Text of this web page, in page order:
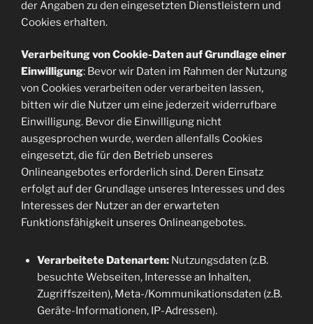
der Angaben zu den eingesetzten Dienstleistern und
Cookies erhalten.
Verarbeitung von Cookie-Daten auf Grundlage einer
Einwilligung: Bevor wir Daten im Rahmen der Nutzung
von Cookies verarbeiten oder verarbeiten lassen,
bitten wir die Nutzer um eine jederzeit widerrufbare
Einwilligung. Bevor die Einwilligung nicht
ausgesprochen wurde, werden allenfalls Cookies
eingesetzt, die für den Betrieb unseres
Onlineangebotes erforderlich sind. Deren Einsatz
erfolgt auf der Grundlage unseres Interesses und des
Interesses der Nutzer an der erwarteten
Funktionsfähigkeit unseres Onlineangebotes.
Verarbeitete Datenarten:Nutzungsdaten (z.B.
besuchte Webseiten, Interesse an Inhalten,
Zugriffszeiten), Meta-/Kommunikationsdaten (z.B.
Geräte-Informationen, IP-Adressen).